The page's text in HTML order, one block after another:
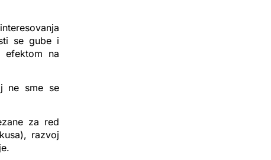
se gube i
efektom na
ne sme se
za red
razvoj